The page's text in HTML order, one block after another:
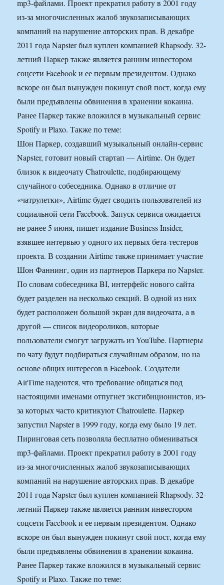
mp3-файлами. Проект прекратил работу в 2001 году
из-за многочисленных жалоб звукозаписывающих
компаний на нарушение авторских прав. В декабре
2011 года Napster был куплен компанией Rhapsody. 32-
летний Паркер также является ранним инвестором
соцсети Facebook и ее первым президентом. Однако
вскоре он был вынужден покинут свой пост, когда ему
были предъявлены обвинения в хранении кокаина.
Ранее Паркер также вложился в музыкальный сервис
Spotify и Plaxo. Также по теме:
Шон Паркер, создавший музыкальный онлайн-сервис
Napster, готовит новый стартап — Airtime. Он будет
близок к видеочату Chatroulette, подбирающему
случайного собеседника. Однако в отличие от
«чатрулетки», Airtime будет сводить пользователей из
социальной сети Facebook. Запуск сервиса ожидается
не ранее 5 июня, пишет издание Business Insider,
взявшее интервью у одного их первых бета-тестеров
проекта. В создании Airtime также принимает участие
Шон Фаннинг, один из партнеров Паркера по Napster.
По словам собеседника BI, интерфейс нового сайта
будет разделен на несколько секций. В одной из них
будет расположен большой экран для видеочата, а в
другой — список видеороликов, которые
пользователи смогут загружать из YouTube. Партнеры
по чату будут подбираться случайным образом, но на
основе общих интересов в Facebook. Создатели
AirTime надеются, что требование общаться под
настоящими именами отпугнет эксгибиционистов, из-
за которых часто критикуют Chatroulette. Паркер
запустил Napster в 1999 году, когда ему было 19 лет.
Пиринговая сеть позволяла бесплатно обмениваться
mp3-файлами. Проект прекратил работу в 2001 году
из-за многочисленных жалоб звукозаписывающих
компаний на нарушение авторских прав. В декабре
2011 года Napster был куплен компанией Rhapsody. 32-
летний Паркер также является ранним инвестором
соцсети Facebook и ее первым президентом. Однако
вскоре он был вынужден покинут свой пост, когда ему
были предъявлены обвинения в хранении кокаина.
Ранее Паркер также вложился в музыкальный сервис
Spotify и Plaxo. Также по теме: